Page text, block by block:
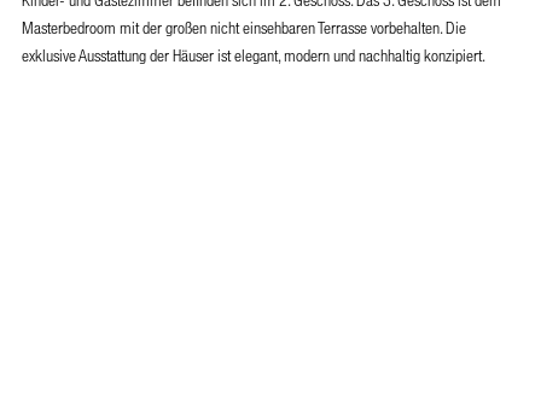
Masterbedroom mit der großen nicht einsehbaren Terrasse vorbehalten. Die
exklusive Ausstattung der Häuser ist elegant, modern und nachhaltig konzipiert.